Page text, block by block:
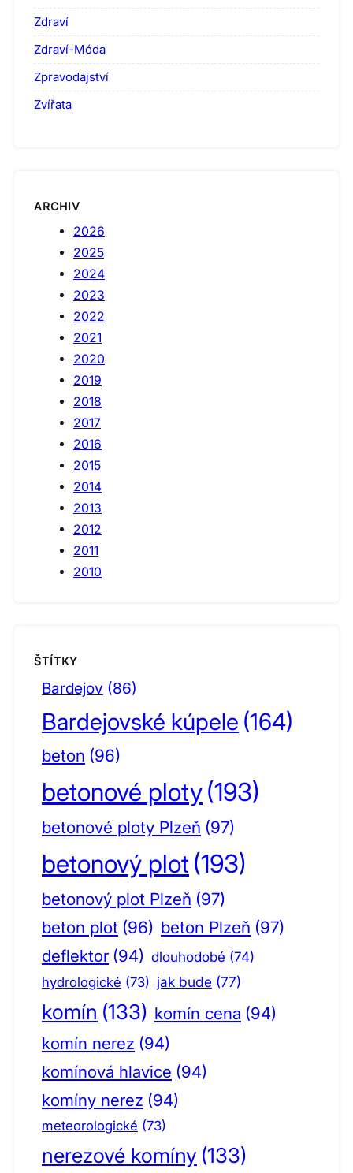
Zdraví
Zdraví-Móda
Zpravodajství
Zvířata
ARCHIV
2026
2025
2024
2023
2022
2021
2020
2019
2018
2017
2016
2015
2014
2013
2012
2011
2010
ŠTÍTKY
Bardejov (86)
Bardejovské kúpele (164)
beton (96)
betonové ploty(193)
betonové ploty Plzeň (97)
betonový plot (193)
betonový plot Plzeň (97)
beton plot (96) beton Plzeň (97)
deflektor (94) dlouhodobé (74)
hydrologické (73) jak bude (77)
komín (133) komín cena (94)
komín nerez (94)
komínová hlavice (94)
komíny nerez (94)
meteorologické (73)
nerezové komíny (133)